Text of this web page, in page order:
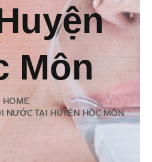
Môn
HOME
NƯỚC TẠI HUYỆN HÓC MÔN